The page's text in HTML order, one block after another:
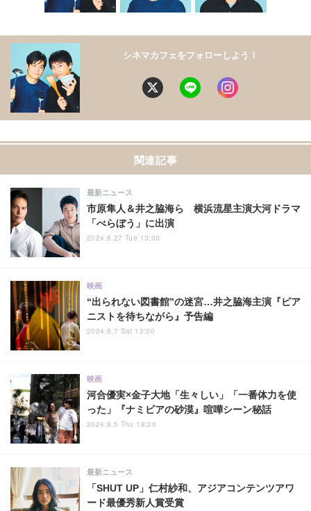
シネマカフェをフォローしよう！
関連記事
市原隼人＆井之脇海ら 横浜流星主演大河ドラマ
「べらぼう」に出演
最新ニュース
2024.8.27 Tue 13:00
“出られない図書館”の迷宮…井之脇海主演『ピア
ニストを待ちながら』予告編
映画
2024.9.7 Sat 13:00
河合優実×金子大地「生々しい」「一番体力を使
った」『ナミビアの砂漠』喧嘩シーン秘話
映画
2024.9.5 Thu 18:20
「SHUT UP」仁村紗和、アジアコンテンツアワ
ード最優秀新人賞受賞
最新ニュース